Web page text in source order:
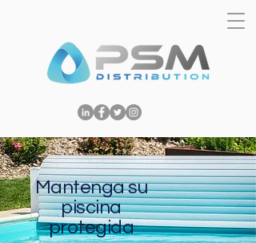
Mantenga su
piscina
protegida